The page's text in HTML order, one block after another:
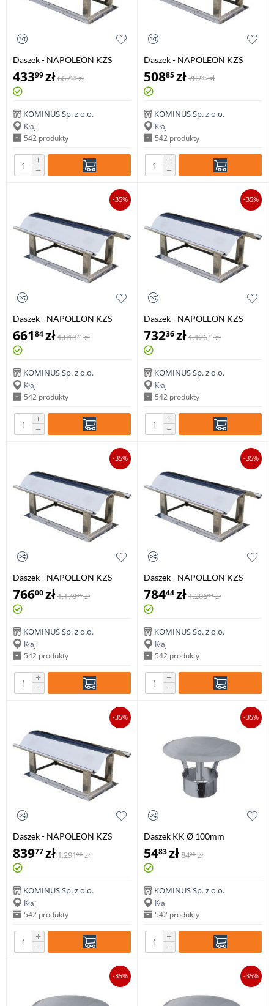
Daszek - NAPOLEON KZS
200x200mm
43399zł66768 zł
KOMINUS Sp. z o.o.
Kłaj
542 produkty
+
−
Daszek - NAPOLEON KZS
270x270mm
50885zł78285 zł
KOMINUS Sp. z o.o.
Kłaj
542 produkty
+
−
-35%
Daszek - NAPOLEON KZS
400x400mm
66184zł1.01821 zł
KOMINUS Sp. z o.o.
Kłaj
542 produkty
+
−
-35%
Daszek - NAPOLEON KZS
400x500mm
73236zł1.12671 zł
KOMINUS Sp. z o.o.
Kłaj
542 produkty
+
−
-35%
Daszek - NAPOLEON KZS
400x600mm
76600zł1.17846 zł
KOMINUS Sp. z o.o.
Kłaj
542 produkty
+
−
-35%
Daszek - NAPOLEON KZS
500x500mm
78444zł1.20683 zł
KOMINUS Sp. z o.o.
Kłaj
542 produkty
+
−
-35%
Daszek - NAPOLEON KZS
500x600mm
83977zł1.29196 zł
KOMINUS Sp. z o.o.
Kłaj
542 produkty
+
−
-35%
Daszek KK Ø 100mm
5483zł8435 zł
KOMINUS Sp. z o.o.
Kłaj
542 produkty
+
−
-35% -35%